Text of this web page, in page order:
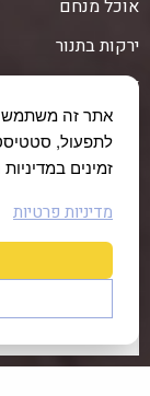
אוכל מנחם
ירקות בתנור
ארוחת ערב לילדים
ארוחת ערב רומנטית
מגוון
הצטרף לניוזלטר
אתר זה משתמש
לתפעול,
זמינים
מדיניות פרטיות